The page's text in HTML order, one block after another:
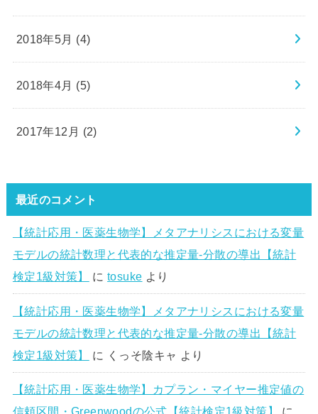
2018年5月 (4)
2018年4月 (5)
2017年12月 (2)
最近のコメント
【統計応用・医薬生物学】メタアナリシスにおける変量
モデルの統計数理と代表的な推定量-分散の導出【統計
検定1級対策】
にtosuke より
【統計応用・医薬生物学】メタアナリシスにおける変量
モデルの統計数理と代表的な推定量-分散の導出【統計
検定1級対策】
に くっそ陰キャ より
【統計応用・医薬生物学】カプラン・マイヤー推定値の
信頼区間・Greenwoodの公式【統計検定1級対策】
に